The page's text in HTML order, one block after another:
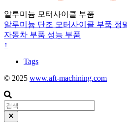
알루미늄 모터사이클 부품
알루미늄 단조 모터사이클 부품 정
자동차 부품 성능 부품
↑
Tags
© 2025 www.aft-machining.com